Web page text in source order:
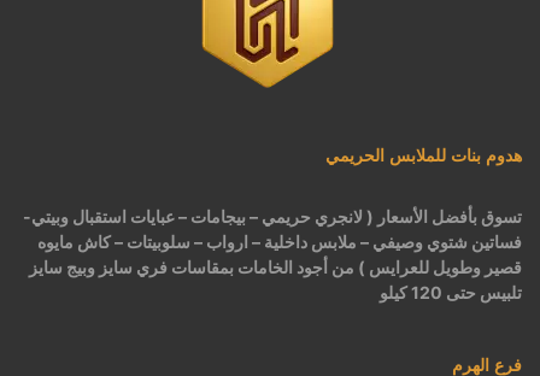
هدوم بنات للملابس الحريمي
تسوق بأفضل الأسعار ( لانجري حريمي – بيجامات – عبايات استقبال وبيتي-
فساتين شتوي وصيفي – ملابس داخلية – ارواب – سلوبيتات – كاش مايوه
قصير وطويل للعرايس ) من أجود الخامات بمقاسات فري سايز وبيج سايز
تلبيس حتى 120 كيلو
فرع الهرم